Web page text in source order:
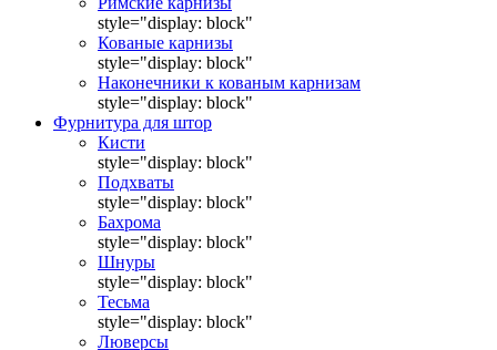
style="display: block"
Кованые карнизы
style="display: block"
Наконечники к кованым карнизам
style="display: block"
Фурнитура для штор
Кисти
style="display: block"
Подхваты
style="display: block"
Бахрома
style="display: block"
Шнуры
style="display: block"
Тесьма
style="display: block"
Люверсы